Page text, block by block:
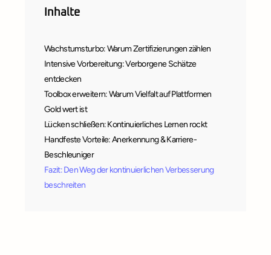
Inhalte
Wachstumsturbo: Warum Zertifizierungen zählen
Intensive Vorbereitung: Verborgene Schätze
entdecken
Toolbox erweitern: Warum Vielfalt auf Plattformen
Gold wert ist
Lücken schließen: Kontinuierliches Lernen rockt
Handfeste Vorteile: Anerkennung & Karriere-
Beschleuniger
Fazit: Den Weg der kontinuierlichen Verbesserung
beschreiten